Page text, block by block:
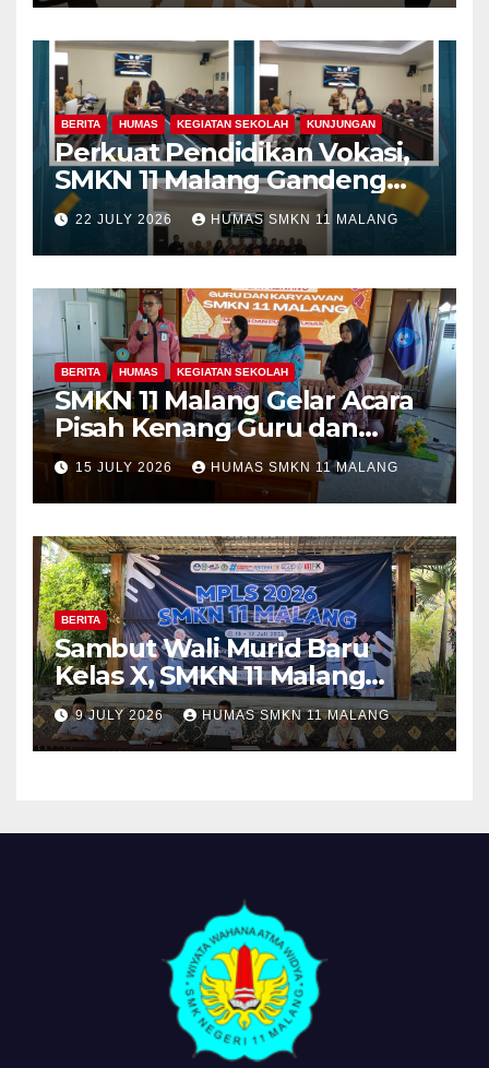
BERITA HUMAS KEGIATAN SEKOLAH KUNJUNGAN
Perkuat Pendidikan Vokasi,
SMKN 11 Malang Gandeng
Fakultas Teknik Universitas
Merdeka Malang dalam
Program Kolaboratif
22 JULY 2026 HUMAS SMKN 11 MALANG
BERITA HUMAS KEGIATAN SEKOLAH
SMKN 11 Malang Gelar Acara
Pisah Kenang Guru dan
Tenaga Kependidikan yang
Purna Tugas dan Mutasi
Tugas
15 JULY 2026 HUMAS SMKN 11 MALANG
BERITA
Sambut Wali Murid Baru
Kelas X, SMKN 11 Malang
Sosialisasikan Komitmen
“MPLS Ramah”
9 JULY 2026 HUMAS SMKN 11 MALANG